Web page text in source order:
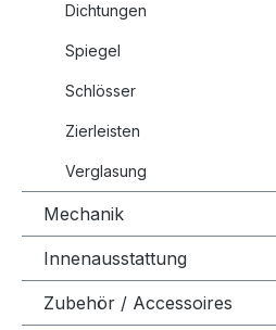
Dichtungen
Spiegel
Schlösser
Zierleisten
Verglasung
Mechanik
Innenausstattung
Zubehör / Accessoires